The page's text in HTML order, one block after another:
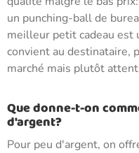
un punching-ball de
meilleur petit cadeau est
convient au destinataire,
marché mais plutôt
Que donne-t-on
d'argent?
Pour peu d'argent, on